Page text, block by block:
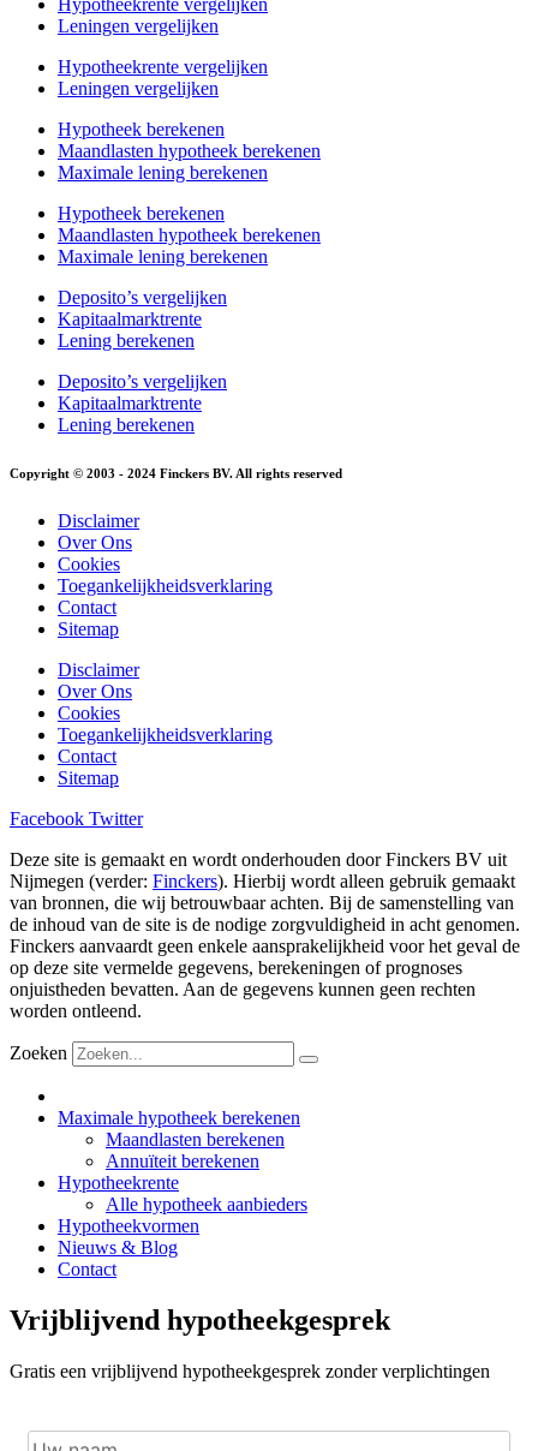
Hypotheekrente vergelijken
Leningen vergelijken
Hypotheekrente vergelijken
Leningen vergelijken
Hypotheek berekenen
Maandlasten hypotheek berekenen
Maximale lening berekenen
Hypotheek berekenen
Maandlasten hypotheek berekenen
Maximale lening berekenen
Deposito’s vergelijken
Kapitaalmarktrente
Lening berekenen
Deposito’s vergelijken
Kapitaalmarktrente
Lening berekenen
Copyright © 2003 - 2024 Finckers BV. All rights reserved
Disclaimer
Over Ons
Cookies
Toegankelijkheidsverklaring
Contact
Sitemap
Disclaimer
Over Ons
Cookies
Toegankelijkheidsverklaring
Contact
Sitemap
Facebook Twitter
Deze site is gemaakt en wordt onderhouden door Finckers BV uit
Nijmegen (verder: Finckers). Hierbij wordt alleen gebruik gemaakt
van bronnen, die wij betrouwbaar achten. Bij de samenstelling van
de inhoud van de site is de nodige zorgvuldigheid in acht genomen.
Finckers aanvaardt geen enkele aansprakelijkheid voor het geval de
op deze site vermelde gegevens, berekeningen of prognoses
onjuistheden bevatten. Aan de gegevens kunnen geen rechten
worden ontleend.
Zoeken
Maximale hypotheek berekenen
Maandlasten berekenen
Annuïteit berekenen
Hypotheekrente
Alle hypotheek aanbieders
Hypotheekvormen
Nieuws & Blog
Contact
Vrijblijvend hypotheekgesprek
Gratis een vrijblijvend hypotheekgesprek zonder verplichtingen